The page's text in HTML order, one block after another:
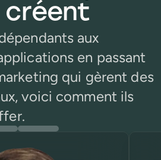
créent
aux
en passant
qui gèrent des
voici comment ils